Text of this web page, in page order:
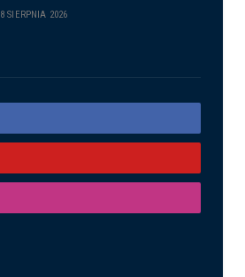
8 SIERPNIA 2026